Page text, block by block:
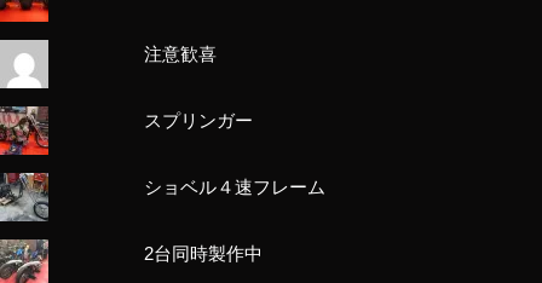
注意歓喜
スプリンガー
ショベル４速フレーム
2台同時製作中